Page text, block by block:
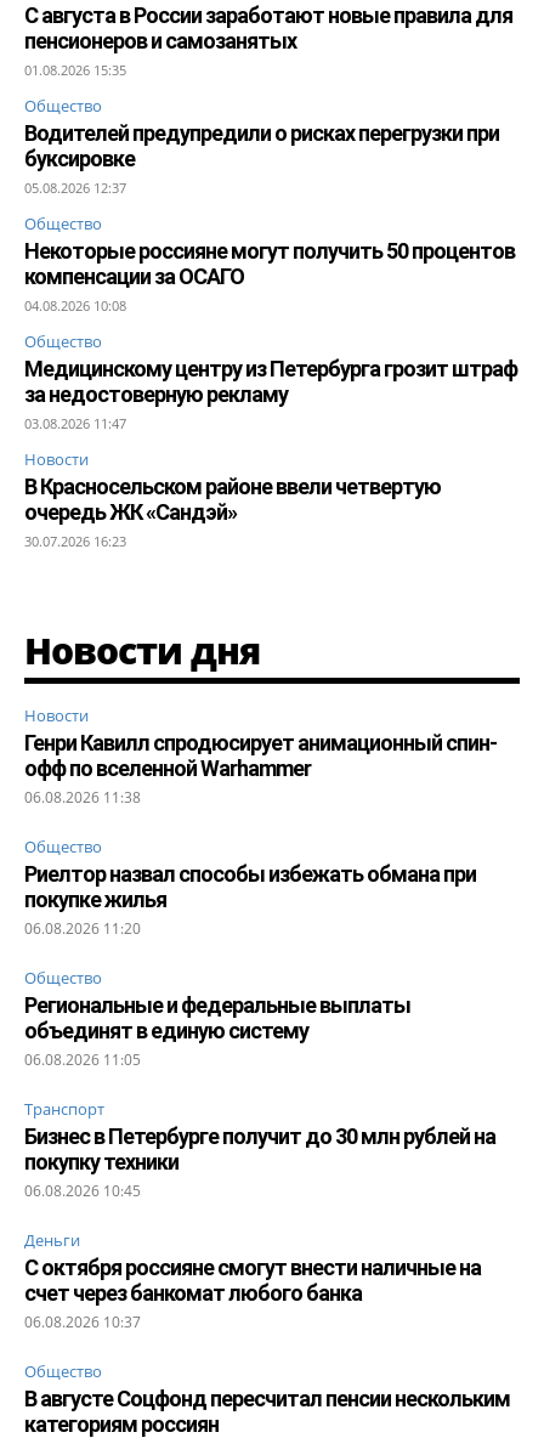
С августа в России заработают новые правила для
пенсионеров и самозанятых
01.08.2026 15:35
Общество
Водителей предупредили о рисках перегрузки при
буксировке
05.08.2026 12:37
Общество
Некоторые россияне могут получить 50 процентов
компенсации за ОСАГО
04.08.2026 10:08
Общество
Медицинскому центру из Петербурга грозит штраф
за недостоверную рекламу
03.08.2026 11:47
Новости
В Красносельском районе ввели четвертую
очередь ЖК «Сандэй»
30.07.2026 16:23
Новости дня
Новости
Генри Кавилл спродюсирует анимационный спин-
офф по вселенной Warhammer
06.08.2026 11:38
Общество
Риелтор назвал способы избежать обмана при
покупке жилья
06.08.2026 11:20
Общество
Региональные и федеральные выплаты
объединят в единую систему
06.08.2026 11:05
Транспорт
Бизнес в Петербурге получит до 30 млн рублей на
покупку техники
06.08.2026 10:45
Деньги
С октября россияне смогут внести наличные на
счет через банкомат любого банка
06.08.2026 10:37
Общество
В августе Соцфонд пересчитал пенсии нескольким
категориям россиян